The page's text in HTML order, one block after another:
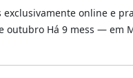
exclusivamente online e
outubro Há 9 mess — em